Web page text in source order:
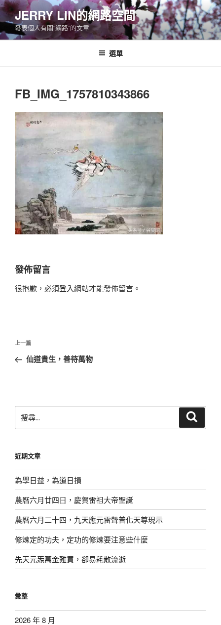
跳
至
主
要
JERRY LIN的網路空間
發表個人有關“網路”的文章
選單
FB_IMG_1757810343866
發佈留言
很抱歉，必須登入網站才能發佈留言。
文
導
上
一
上一篇
仙道貴生，善待萬物
尋
字:
近期文章
為學日益，為道日損
農曆六月廿四日，慶賀雷祖大帝聖誕
農曆六月二十四，九天應元雷聲普化天尊現示
修煉定的功夫，定功的修煉要注意些什麼
先天元炁萬金難買，卻易耗散流逝
彙整
2026 年 8 月